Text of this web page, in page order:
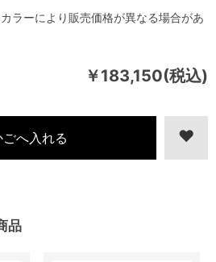
￥183,150(税込)
ラーにより販売価格が異なる場合があ
品